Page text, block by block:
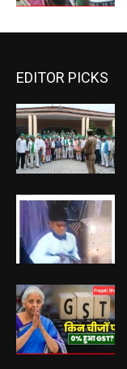
EDITOR PICKS